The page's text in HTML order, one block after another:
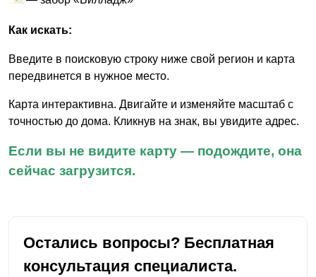
Как искать:
Введите в поисковую строку ниже свой регион и карта
передвинется в нужное место.
Карта интерактивна. Двигайте и изменяйте масштаб с
точностью до дома. Кликнув на знак, вы увидите адрес.
Если вы не видите карту — подождите, она
сейчас загрузится.
Остались вопросы? Бесплатная
консультация специалиста.